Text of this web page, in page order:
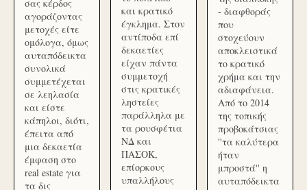
σας κέρδος
αγοράζοντας
μετοχές είτε
ομόλογα, όμως
αυταπόδεικτα
συνολικά
συμμετέχεται
σε λεηλασία
και είστε
κάπηλοι, διότι,
έπειτα από
μια δεκαετία
έμφαση στο
real estate για
τα δις
και κρατικό
έγκλημα. Στον
αντίποδα επί
δεκαετίες
είχαν πάντα
συμμετοχή
στις κρατικές
ληστείες
παράλληλα με
τα ρουσφέτια
ΝΔ και
ΠΑΣΟΚ,
επίορκους
υπαλλήλους
- διαφθοράς
που
στοχεύουν
αποκλειστικά
το κρατικό
χρήμα και την
αδιαφάνεια.
Από το 2014
της τοπικής
προβοκάτσιας
''τα καλύτερα
ήταν
μπροστά'' η
αυταπόδεικτα